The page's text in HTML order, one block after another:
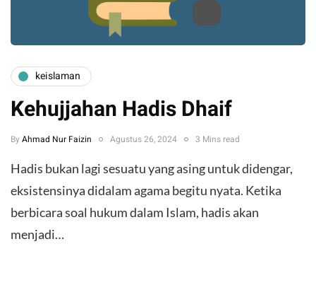
keislaman
Kehujjahan Hadis Dhaif
By Ahmad Nur Faizin Agustus 26, 2024 3 Mins read
Hadis bukan lagi sesuatu yang asing untuk didengar,
eksistensinya didalam agama begitu nyata. Ketika
berbicara soal hukum dalam Islam, hadis akan
menjadi…